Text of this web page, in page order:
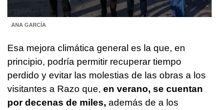
ANA GARCÍA
Esa mejora climática general es la que, en
principio, podría permitir recuperar tiempo
perdido y evitar las molestias de las obras a los
visitantes a Razo que, en verano, se cuentan
por decenas de miles, además de a los